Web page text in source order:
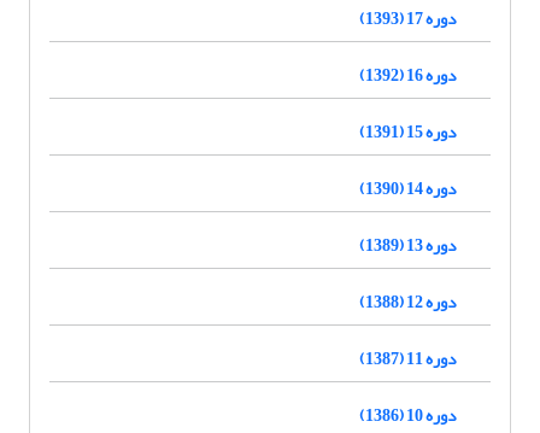
دوره 17 (1393)
دوره 16 (1392)
دوره 15 (1391)
دوره 14 (1390)
دوره 13 (1389)
دوره 12 (1388)
دوره 11 (1387)
دوره 10 (1386)